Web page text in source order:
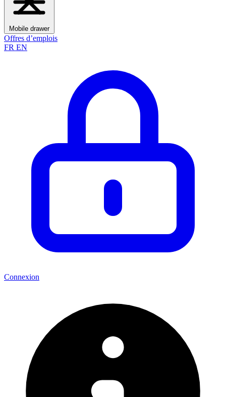
Mobile drawer
Offres d’emplois
FR EN
Connexion